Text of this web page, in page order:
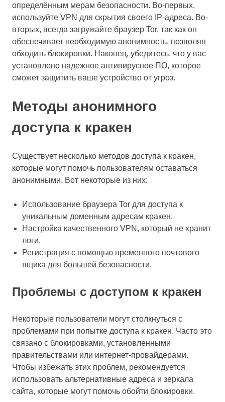
определённым мерам безопасности. Во-первых,
используйте VPN для скрытия своего IP-адреса. Во-
вторых, всегда загружайте браузер Tor, так как он
обеспечивает необходимую анонимность, позволяя
обходить блокировки. Наконец, убедитесь, что у вас
установлено надежное антивирусное ПО, которое
сможет защитить ваше устройство от угроз.
Методы анонимного
доступа к кракен
Существует несколько методов доступа к кракен,
которые могут помочь пользователям оставаться
анонимными. Вот некоторые из них:
Использование браузера Tor для доступа к
уникальным доменным адресам кракен.
Настройка качественного VPN, который не хранит
логи.
Регистрация с помощью временного почтового
ящика для большей безопасности.
Проблемы с доступом к кракен
Некоторые пользователи могут столкнуться с
проблемами при попытке доступа к кракен. Часто это
связано с блокировками, установленными
правительствами или интернет-провайдерами.
Чтобы избежать этих проблем, рекомендуется
использовать альтернативные адреса и зеркала
сайта, которые могут помочь обойти блокировки.